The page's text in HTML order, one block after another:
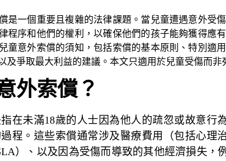
是一個重要且複雜的法律課題。當兒童遭遇意外受
程序和他們的權利，以確保他們的孩子能夠獲得應
童意外索償的須知，包括索償的基本原則、特別適
及爭取最大利益的建議。本文只適用於兒童受傷而非
外索償？
在未滿18歲的人士因為他人的疏忽或故意行
程。這些索償通常涉及醫療費用（包括心理
）、以及因為受傷而導致的其他經濟損失，